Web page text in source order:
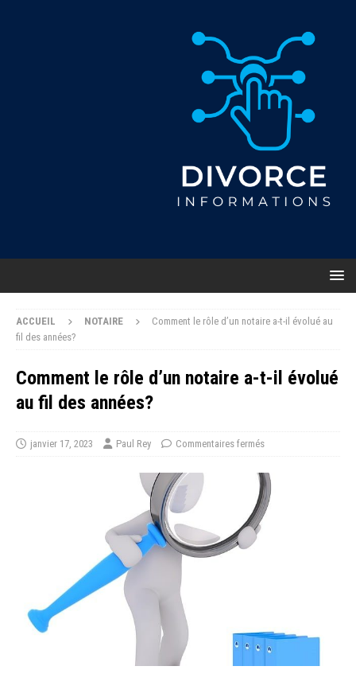
ACCUEIL NOTAIRE
Comment le rôle d’un notaire a-t-il évolué au
fil des années?
Comment le rôle d’un notaire a-t-il évolué
au fil des années?
janvier 17, 2023 Paul Rey Commentaires fermés